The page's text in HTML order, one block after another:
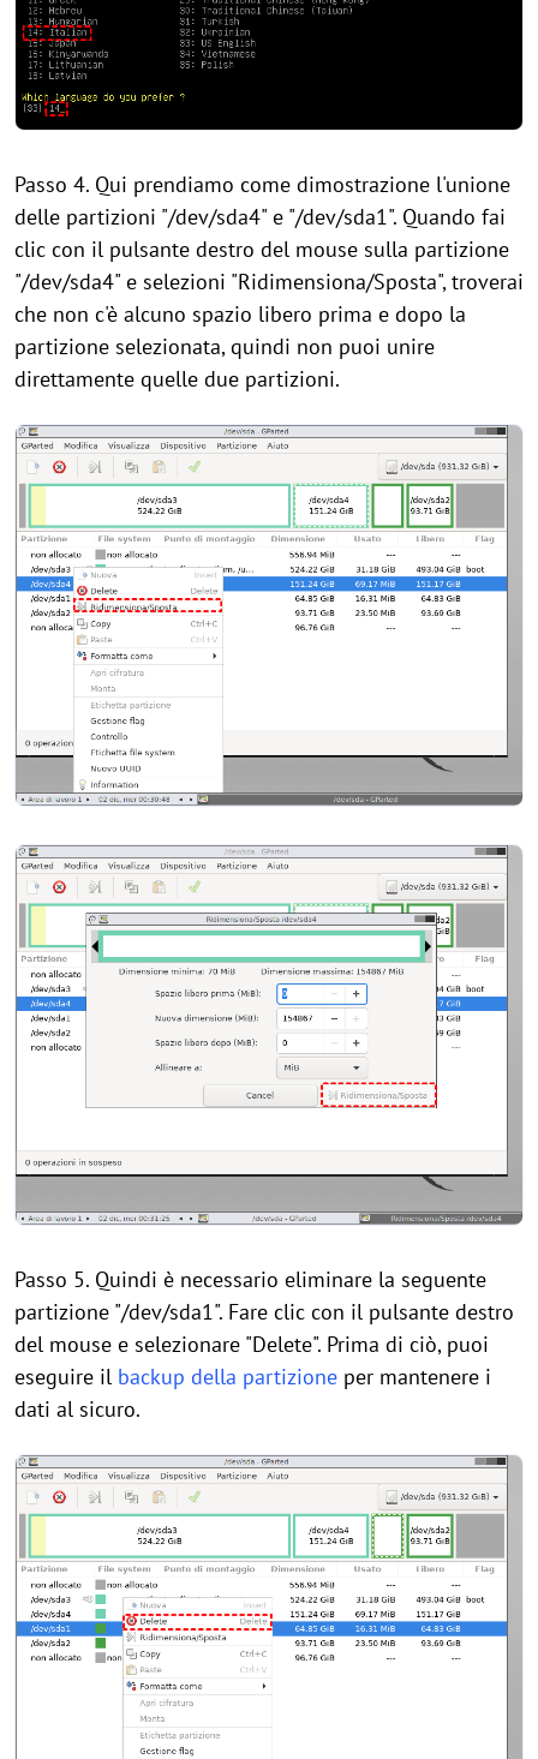
Passo 4. Qui prendiamo come dimostrazione l'unione
delle partizioni "/dev/sda4" e "/dev/sda1". Quando fai
clic con il pulsante destro del mouse sulla partizione
"/dev/sda4" e selezioni "Ridimensiona/Sposta", troverai
che non c'è alcuno spazio libero prima e dopo la
partizione selezionata, quindi non puoi unire
direttamente quelle due partizioni.
Passo 5. Quindi è necessario eliminare la seguente
partizione "/dev/sda1". Fare clic con il pulsante destro
del mouse e selezionare "Delete". Prima di ciò, puoi
eseguire il backup della partizione per mantenere i
dati al sicuro.